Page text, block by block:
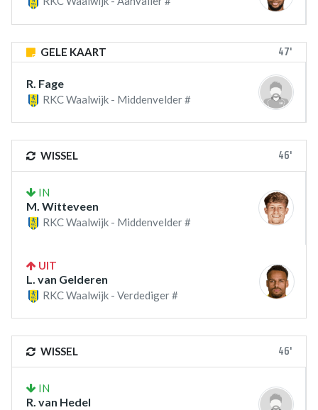
GELE KAART 47'
R. Fage
RKC Waalwijk - Middenvelder #
WISSEL 46'
IN
M. Witteveen
RKC Waalwijk - Middenvelder #
UIT
L. van Gelderen
RKC Waalwijk - Verdediger #
WISSEL 46'
IN
R. van Hedel